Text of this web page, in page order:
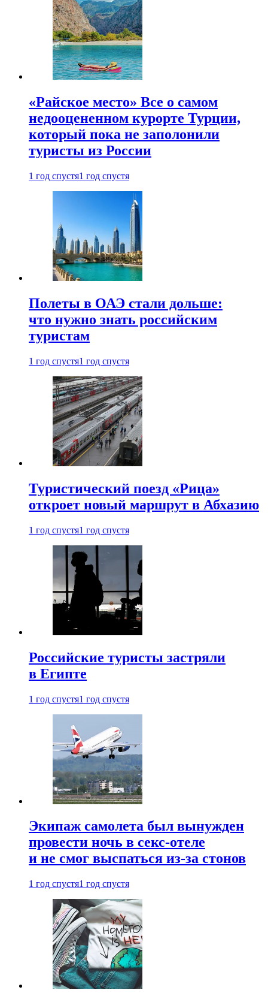
«Райское место» Все о самом
недооцененном курорте Турции,
который пока не заполонили
туристы из России
1 год спустя1 год спустя
Полеты в ОАЭ стали дольше:
что нужно знать российским
туристам
1 год спустя1 год спустя
Туристический поезд «Рица»
откроет новый маршрут в Абхазию
1 год спустя1 год спустя
Российские туристы застряли
в Египте
1 год спустя1 год спустя
Экипаж самолета был вынужден
провести ночь в секс-отеле
и не смог выспаться из-за стонов
1 год спустя1 год спустя